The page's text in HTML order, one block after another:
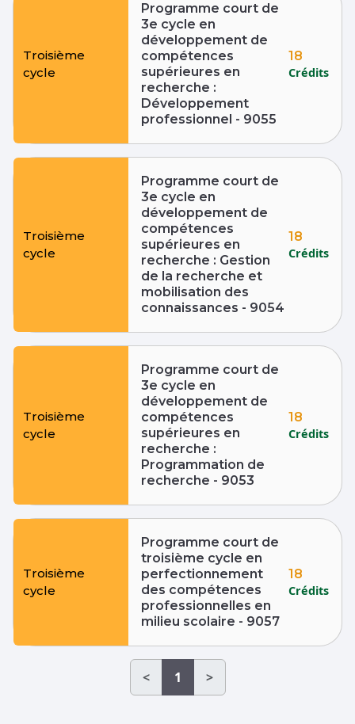
Troisième
cycle
Programme court de
3e cycle en
développement de
compétences
supérieures en
recherche :
Développement
professionnel - 9055
18
Crédits
Troisième
cycle
Programme court de
3e cycle en
développement de
compétences
supérieures en
recherche : Gestion
de la recherche et
mobilisation des
connaissances - 9054
18
Crédits
Troisième
cycle
Programme court de
3e cycle en
développement de
compétences
supérieures en
recherche :
Programmation de
recherche - 9053
18
Crédits
Troisième
cycle
Programme court de
troisième cycle en
perfectionnement
des compétences
professionnelles en
milieu scolaire - 9057
18
Crédits
< 1 >